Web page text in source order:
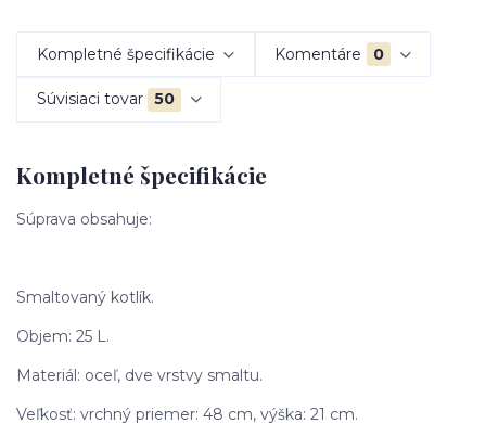
Kompletné špecifikácie Komentáre 0
Súvisiaci tovar 50
Kompletné špecifikácie
Súprava obsahuje:
Smaltovaný kotlík.
Objem: 25 L.
Materiál: oceľ, dve vrstvy smaltu.
Veľkosť: vrchný priemer: 48 cm, výška: 21 cm.